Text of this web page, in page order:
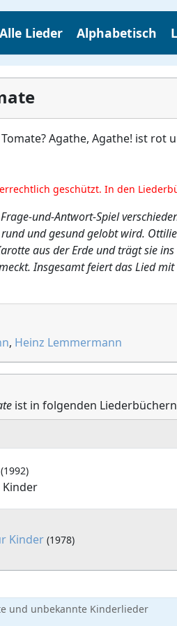
Alle Lieder Alphabetisch
Agathe, Agathe! ist
geschützt. In den
und-Antwort-Spiel
und gesund gelobt wird.
aus der Erde und trägt sie
Insgesamt feiert das Lied
, Heinz Lemmermann
ist in folgenden
(1992)
Kinder
Kinder (1978)
und unbekannte Kinderlieder